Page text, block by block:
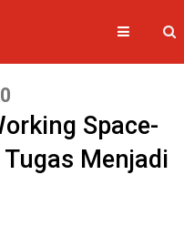
Space-
Menjadi